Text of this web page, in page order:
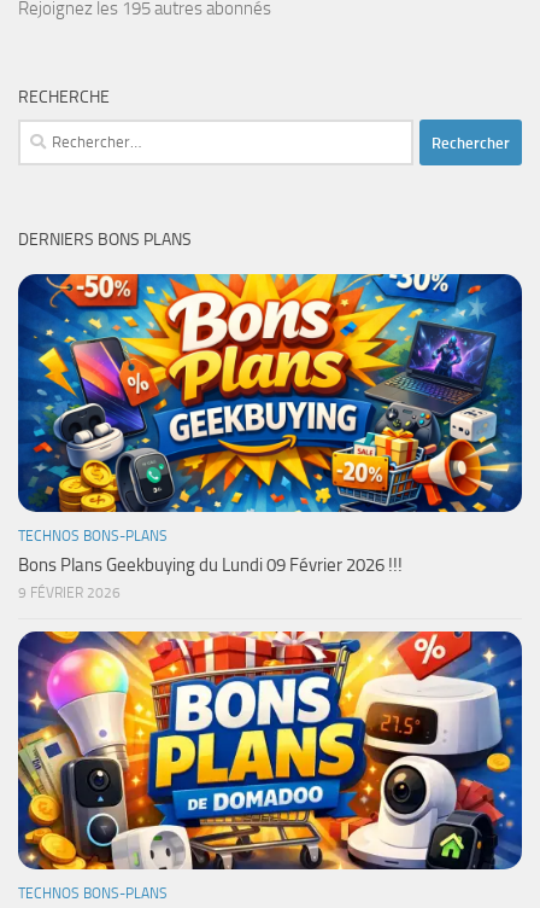
mail
Rejoignez les 195 autres abonnés
RECHERCHE
Rechercher :
DERNIERS BONS PLANS
TECHNOS BONS-PLANS
Bons Plans Geekbuying du Lundi 09 Février 2026 !!!
9 FÉVRIER 2026
TECHNOS BONS-PLANS